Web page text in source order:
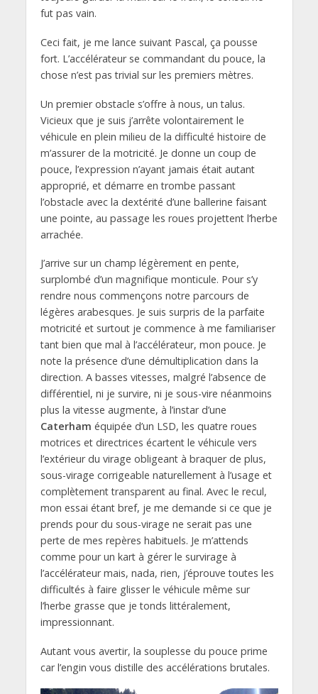
fut pas vain.
Ceci fait, je me lance suivant Pascal, ça pousse
fort. L’accélérateur se commandant du pouce, la
chose n’est pas trivial sur les premiers mètres.
Un premier obstacle s’offre à nous, un talus.
Vicieux que je suis j’arrête volontairement le
véhicule en plein milieu de la difficulté histoire de
m’assurer de la motricité. Je donne un coup de
pouce, l’expression n’ayant jamais était autant
approprié, et démarre en trombe passant
l’obstacle avec la dextérité d’une ballerine faisant
une pointe, au passage les roues projettent l’herbe
arrachée.
J’arrive sur un champ légèrement en pente,
surplombé d’un magnifique monticule. Pour s’y
rendre nous commençons notre parcours de
légères arabesques. Je suis surpris de la parfaite
motricité et surtout je commence à me familiariser
tant bien que mal à l’accélérateur, mon pouce. Je
note la présence d’une démultiplication dans la
direction. A basses vitesses, malgré l’absence de
différentiel, ni je survire, ni je sous-vire néanmoins
plus la vitesse augmente, à l’instar d’une
Caterham équipée d’un LSD, les quatre roues
motrices et directrices écartent le véhicule vers
l’extérieur du virage obligeant à braquer de plus,
sous-virage corrigeable naturellement à l’usage et
complètement transparent au final. Avec le recul,
mon essai étant bref, je me demande si ce que je
prends pour du sous-virage ne serait pas une
perte de mes repères habituels. Je m’attends
comme pour un kart à gérer le survirage à
l’accélérateur mais, nada, rien, j’éprouve toutes les
difficultés à faire glisser le véhicule même sur
l’herbe grasse que je tonds littéralement,
impressionnant.
Autant vous avertir, la souplesse du pouce prime
car l’engin vous distille des accélérations brutales.